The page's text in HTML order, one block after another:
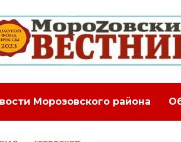
Морозовского района